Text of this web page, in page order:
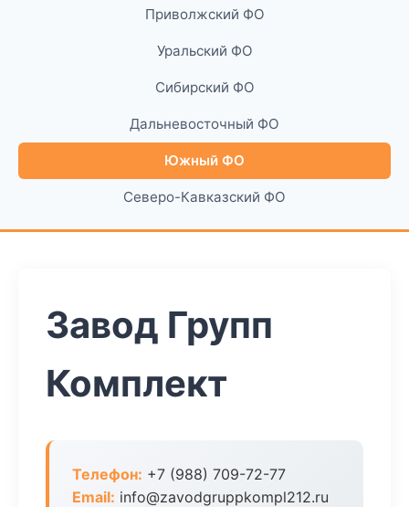
Приволжский ФО
Уральский ФО
Сибирский ФО
Дальневосточный ФО
Южный ФО
Северо-Кавказский ФО
Завод Групп
Комплект
Телефон: +7 (988) 709-72-77
Email: info@zavodgruppkompl212.ru